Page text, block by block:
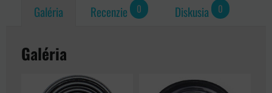
Galéria Recenzie 0 Diskusia 0
Galéria